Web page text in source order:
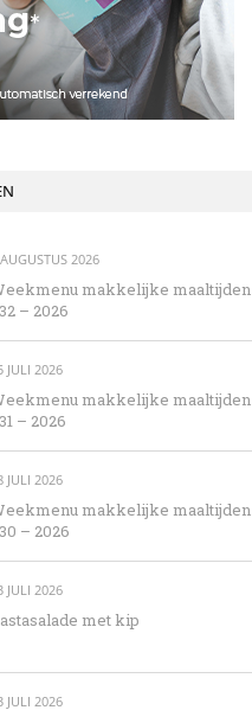
2026
makkelijke maaltijden
– 2026
JULI 2026
makkelijke maaltijden
– 2026
JULI 2026
makkelijke maaltijden
– 2026
JULI 2026
met kip
JULI 2026